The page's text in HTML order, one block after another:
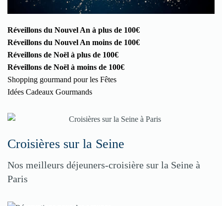
Réveillons du Nouvel An à plus de 100€
Réveillons du Nouvel An moins de 100€
Réveillons de Noël à plus de 100€
Réveillons de Noël à moins de 100€
Shopping gourmand pour les Fêtes
Idées Cadeaux Gourmands
Croisières sur la Seine
Nos meilleurs déjeuners-croisière sur la Seine à
Paris